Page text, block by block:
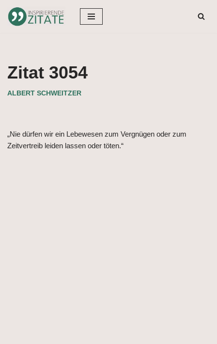
Zum
Zitat 3054
ALBERT SCHWEITZER
„Nie dürfen wir ein Lebewesen zum Vergnügen oder zum
Zeitvertreib leiden lassen oder töten.“